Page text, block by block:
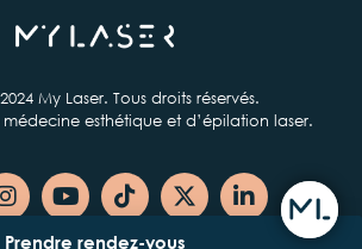
My Laser. Tous droits réservés.
médecine esthétique et d’épilation laser.
Prendre rendez-vous